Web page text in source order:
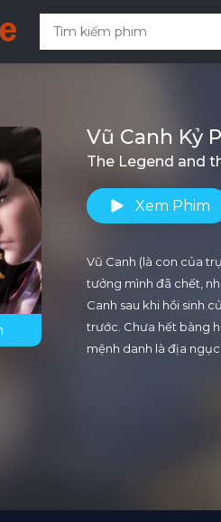
Vũ Canh Kỷ
The Legend and
Xem Phim
Vũ Canh (là con của
tưởng mình đã chết,
Canh sau khi hồi sinh
trước. Chưa hết bàng
mệnh danh là địa ngục